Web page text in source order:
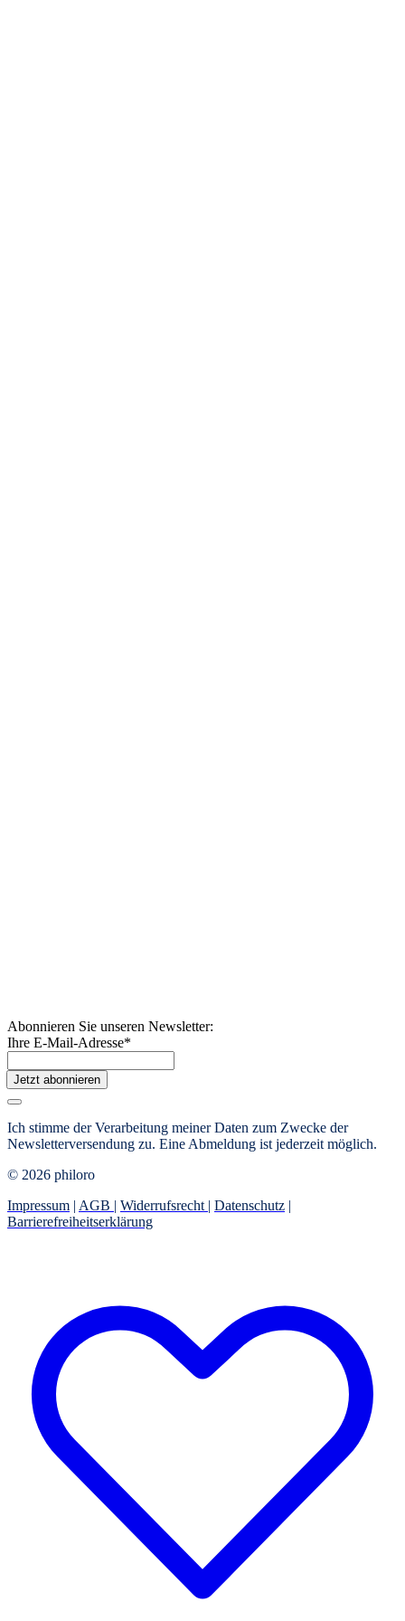
Abonnieren Sie unseren Newsletter:
Ihre E-Mail-Adresse*
Jetzt abonnieren
Ich stimme der Verarbeitung meiner Daten zum Zwecke der
Newsletterversendung zu. Eine Abmeldung ist jederzeit möglich.
© 2026 philoro
Impressum | AGB | Widerrufsrecht | Datenschutz |
Barrierefreiheitserklärung